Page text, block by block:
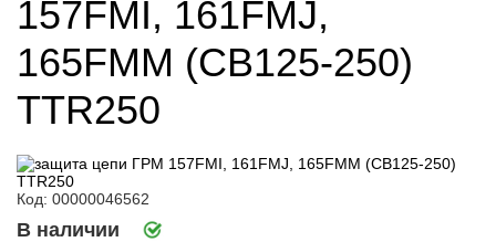
157FMI, 161FMJ,
165FMM (CB125-250)
TTR250
Код: 00000046562
В наличии